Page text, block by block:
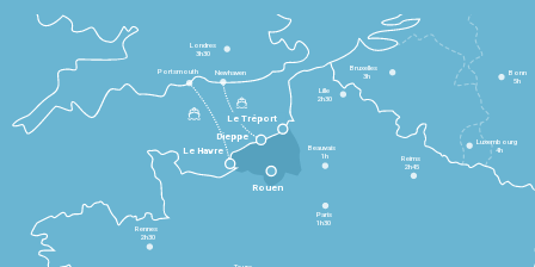
Le Havre
Dieppe
Le Tréport
Rennes
2h30
Paris
1h30
Beauvais
1h
Reims
2h45
Lille
2h30
Bruxelles
3h
Londres
3h30
Newhaven
Portsmouth
Bonn
5h
Luxembourg
4h
Rouen